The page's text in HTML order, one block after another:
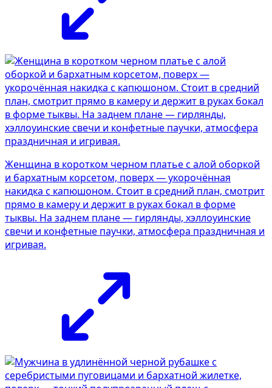
Женщина в коротком черном платье с алой оборкой
и бархатным корсетом, поверх — укорочённая
накидка с капюшоном. Стоит в средний план, смотрит
прямо в камеру и держит в руках бокал в форме
тыквы. На заднем плане — гирлянды, хэллоуинские
свечи и конфетные паучки, атмосфера праздничная и
игривая.